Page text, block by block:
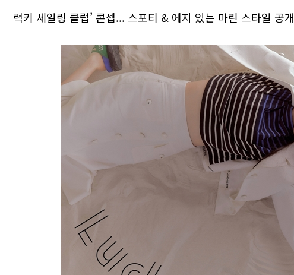
럭키 세일링 클럽’ 콘셉... 스포티 & 에지 있는 마린 스타일 공개